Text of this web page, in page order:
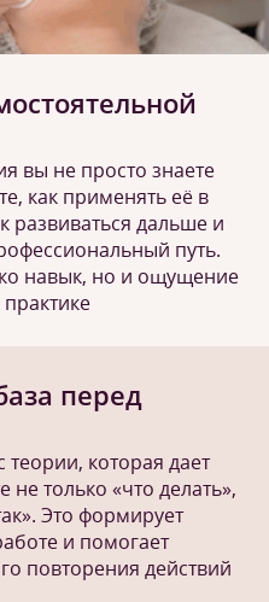
перед
которая дает
только «что делать»,
Это формирует
и помогает
повторения действий
вы не просто знаете
как применять её в
развиваться дальше и
путь.
навык, но и ощущение